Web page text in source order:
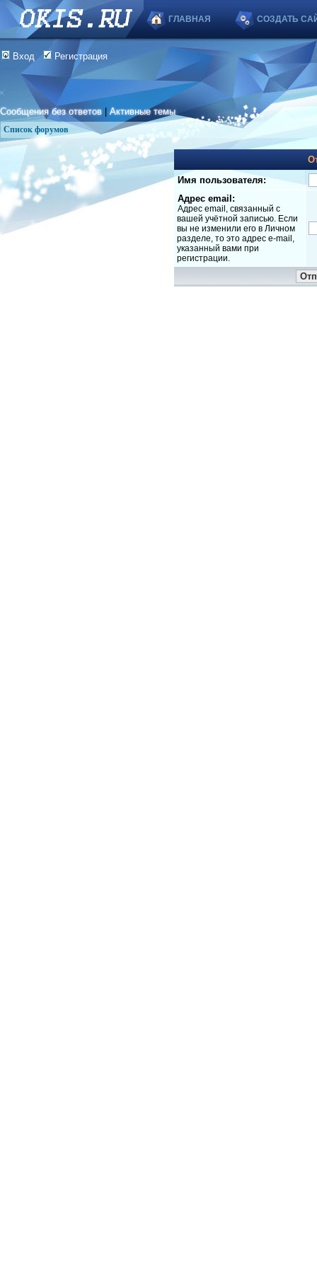
ГЛАВНАЯ СОЗДАТЬ
Вход Регистрация
Сообщения без ответов |Активные темы
Список форумов
Имя пользователя:
Адрес email:
Адрес email, связанный с
вашей учётной записью. Если
вы не изменили его в Личном
разделе, то это адрес e-mail,
указанный вами при
регистрации.